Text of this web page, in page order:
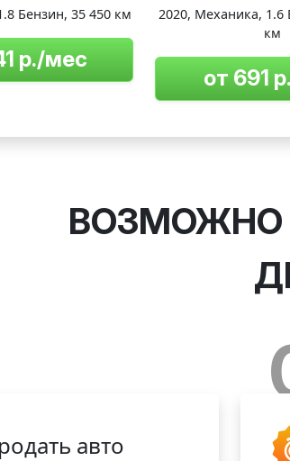
Бензин, 35 450 км
р./мес
2020, Механика, 1.6
км
от 691
ВОЗМОЖНО
авто